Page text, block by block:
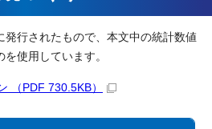
発行されたもので、本文中の統計数値
使用しています。
（PDF 730.5KB）